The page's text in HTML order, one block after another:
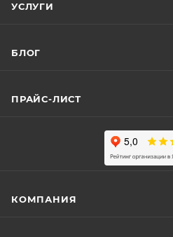
УСЛУГИ
БЛОГ
ПРАЙС-ЛИСТ
КОМПАНИЯ